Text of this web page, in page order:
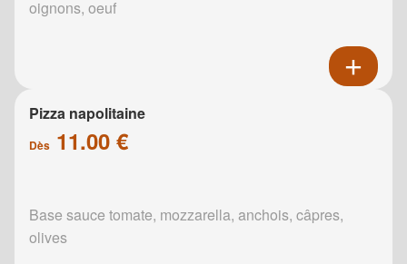
oignons, oeuf
Pizza napolitaine
Dès 11.00 €
Base sauce tomate, mozzarella, anchois, câpres,
olives